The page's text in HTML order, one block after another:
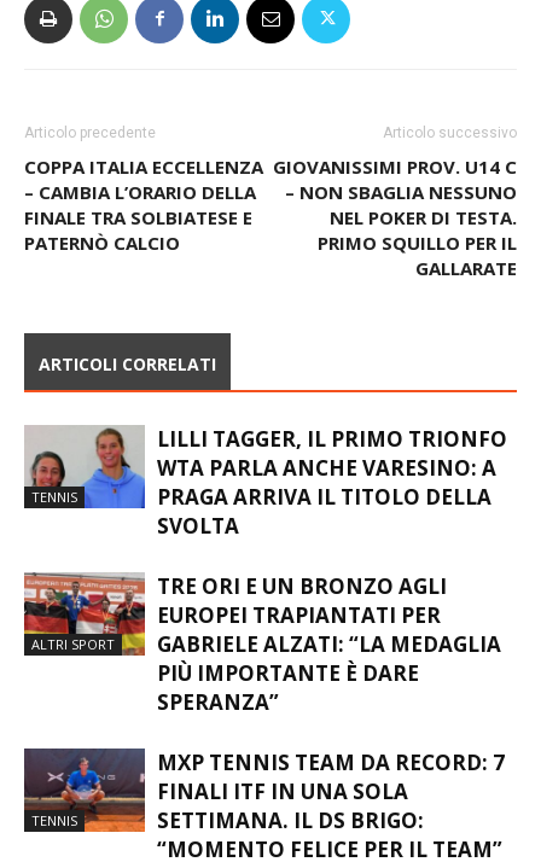
Articolo precedente
COPPA ITALIA ECCELLENZA
– CAMBIA L’ORARIO DELLA
FINALE TRA SOLBIATESE E
PATERNÒ CALCIO
Articolo successivo
GIOVANISSIMI PROV. U14 C
– NON SBAGLIA NESSUNO
NEL POKER DI TESTA.
PRIMO SQUILLO PER IL
GALLARATE
ARTICOLI CORRELATI
TENNIS
LILLI TAGGER, IL PRIMO TRIONFO
WTA PARLA ANCHE VARESINO: A
PRAGA ARRIVA IL TITOLO DELLA
SVOLTA
ALTRI SPORT
TRE ORI E UN BRONZO AGLI
EUROPEI TRAPIANTATI PER
GABRIELE ALZATI: “LA MEDAGLIA
PIÙ IMPORTANTE È DARE
SPERANZA”
TENNIS
MXP TENNIS TEAM DA RECORD: 7
FINALI ITF IN UNA SOLA
SETTIMANA. IL DS BRIGO:
“MOMENTO FELICE PER IL TEAM”